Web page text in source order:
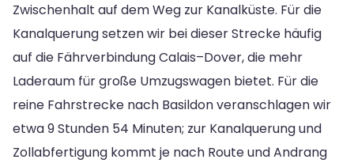
Zwischenhalt auf dem Weg zur Kanalküste. Für die
Kanalquerung setzen wir bei dieser Strecke häufig
auf die Fährverbindung Calais–Dover, die mehr
Laderaum für große Umzugswagen bietet. Für die
reine Fahrstrecke nach Basildon veranschlagen wir
etwa 9 Stunden 54 Minuten; zur Kanalquerung und
Zollabfertigung kommt je nach Route und Andrang